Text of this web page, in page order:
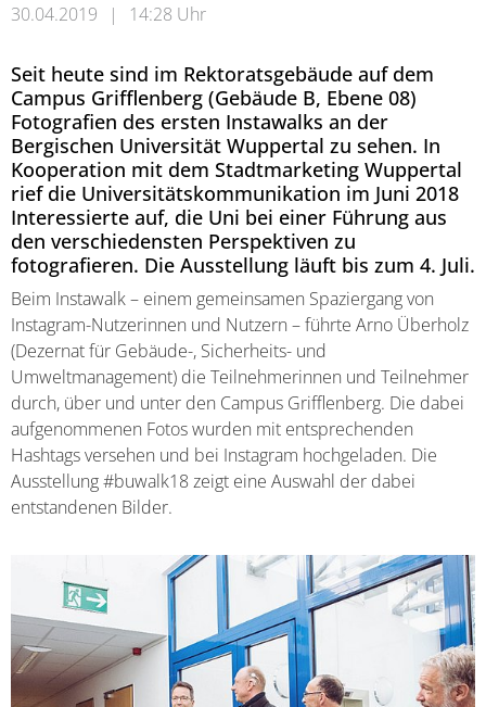
30.04.2019 | 14:28 Uhr
Seit heute sind im Rektoratsgebäude auf dem
Campus Grifflenberg (Gebäude B, Ebene 08)
Fotografien des ersten Instawalks an der
Bergischen Universität Wuppertal zu sehen. In
Kooperation mit dem Stadtmarketing Wuppertal
rief die Universitätskommunikation im Juni 2018
Interessierte auf, die Uni bei einer Führung aus
den verschiedensten Perspektiven zu
fotografieren. Die Ausstellung läuft bis zum 4. Juli.
Beim Instawalk – einem gemeinsamen Spaziergang von
Instagram-Nutzerinnen und Nutzern – führte Arno Überholz
(Dezernat für Gebäude-, Sicherheits- und
Umweltmanagement) die Teilnehmerinnen und Teilnehmer
durch, über und unter den Campus Grifflenberg. Die dabei
aufgenommenen Fotos wurden mit entsprechenden
Hashtags versehen und bei Instagram hochgeladen. Die
Ausstellung #buwalk18 zeigt eine Auswahl der dabei
entstandenen Bilder.